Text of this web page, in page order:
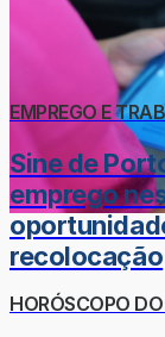
EMPREGO E
Sine de
emprego
recolocação
HORÓSCOPO